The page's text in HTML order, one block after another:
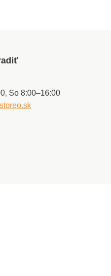
So 8:00–16:00